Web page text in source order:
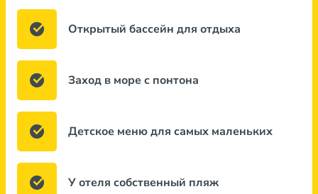
Открытый бассейн для отдыха
Заход в море с понтона
Детское меню для самых маленьких
У отеля собственный пляж